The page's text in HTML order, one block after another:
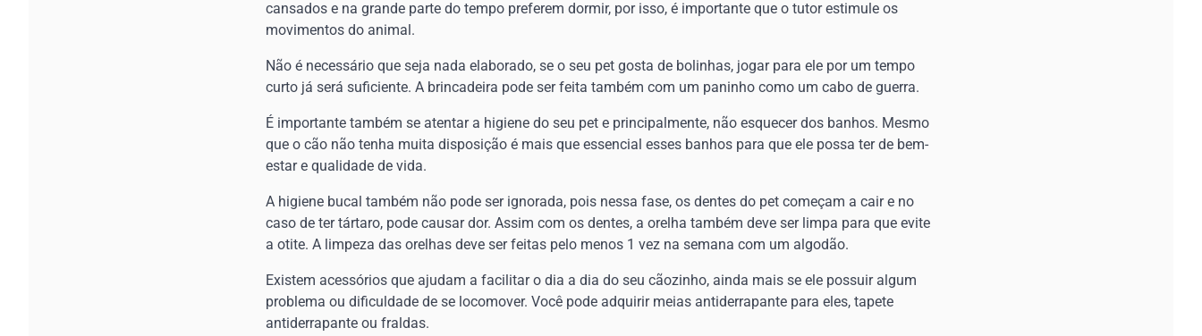
cansados e na grande parte do tempo preferem dormir, por isso, é importante que o tutor estimule os
movimentos do animal.
Não é necessário que seja nada elaborado, se o seu pet gosta de bolinhas, jogar para ele por um tempo
curto já será suficiente. A brincadeira pode ser feita também com um paninho como um cabo de guerra.
É importante também se atentar a higiene do seu pet e principalmente, não esquecer dos banhos. Mesmo
que o cão não tenha muita disposição é mais que essencial esses banhos para que ele possa ter de bem-
estar e qualidade de vida.
A higiene bucal também não pode ser ignorada, pois nessa fase, os dentes do pet começam a cair e no
caso de ter tártaro, pode causar dor. Assim com os dentes, a orelha também deve ser limpa para que evite
a otite. A limpeza das orelhas deve ser feitas pelo menos 1 vez na semana com um algodão.
Existem acessórios que ajudam a facilitar o dia a dia do seu cãozinho, ainda mais se ele possuir algum
problema ou dificuldade de se locomover. Você pode adquirir meias antiderrapante para eles, tapete
antiderrapante ou fraldas.